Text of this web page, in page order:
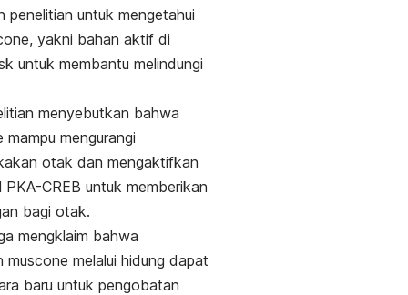
penelitian untuk mengetahui
, yakni bahan aktif di
untuk membantu melindungi
menyebutkan bahwa
mampu mengurangi
otak dan mengaktifkan
PKA-CREB untuk memberikan
bagi otak.
mengklaim bahwa
muscone melalui hidung dapat
baru untuk pengobatan